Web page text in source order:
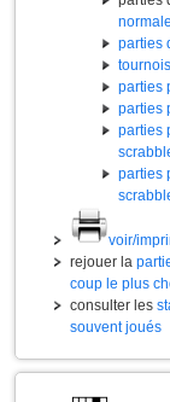
parties
parties
parties
parties
parties
voir/
rejouer la
coup le plus
consulter les
souvent joués